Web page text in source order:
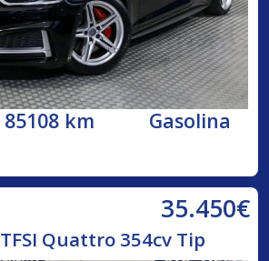
85108 km Gasolina
35.450€
Quattro 354cv Tip